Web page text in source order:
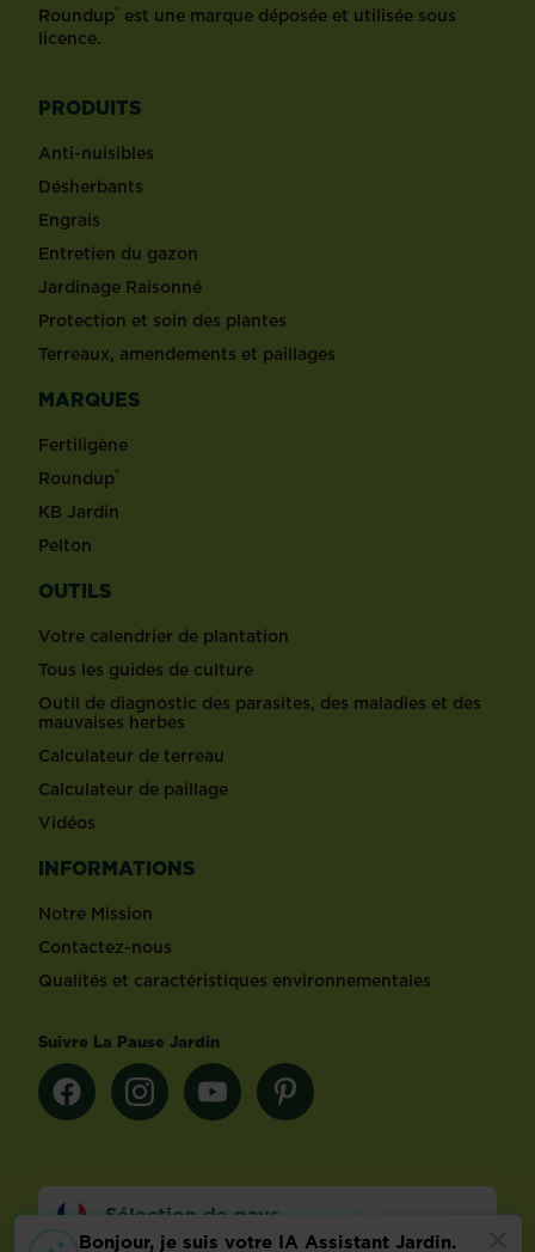
Roundup® est une marque déposée et utilisée sous
licence.
PRODUITS
Anti-nuisibles
Désherbants
Engrais
Entretien du gazon
Jardinage Raisonné
Protection et soin des plantes
Terreaux, amendements et paillages
MARQUES
Fertiligène
Roundup®
KB Jardin
Pelton
OUTILS
Votre calendrier de plantation
Tous les guides de culture
Outil de diagnostic des parasites, des maladies et des
mauvaises herbes
Calculateur de terreau
Calculateur de paillage
Vidéos
INFORMATIONS
Notre Mission
Contactez-nous
Qualités et caractéristiques environnementales
Suivre La Pause Jardin
Sélection de pays